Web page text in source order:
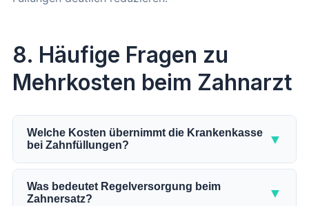
8. Häufige Fragen zu
Mehrkosten beim Zahnarzt
Welche Kosten übernimmt die Krankenkasse
bei Zahnfüllungen?
▼
Die gesetzliche Krankenkasse übernimmt im
Seitenzahnbereich eine Amalgamfüllung als
Was bedeutet Regelversorgung beim
Zahnersatz?
▼